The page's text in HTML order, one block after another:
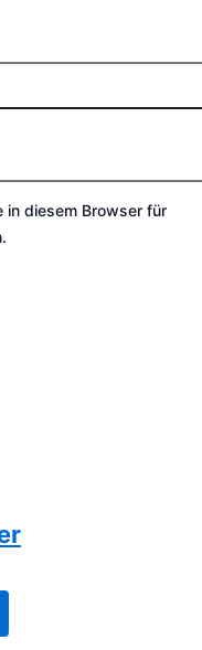
in diesem Browser für